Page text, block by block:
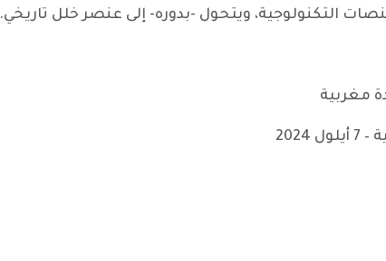
التكنولوجية، ويتحول -بدوره- إلى عنصر خلل تاريخي.
مغربية
2024
ماركس الأخلاقية: حوار مع فانيسا ويلز حول كتابها الجديد